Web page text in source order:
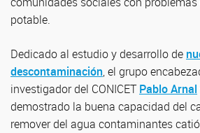
potable.
Dedicado al estudio y desarrollo de
descontaminación, el grupo
investigador del CONICETPablo Arnal
demostrado la buena capacidad del
remover del agua contaminantes